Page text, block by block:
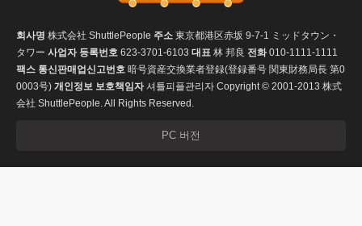
회사명 株式会社 ShuttlePeople 주소 東京都港区赤坂 9-7-1 ミッドタウン・
タワー 사업자 등록번호 623-3701-6103 대표 林 邦良 전화010-1111-1111
팩스 통신판매업신고번호 暗号資産交換業者登録(登録番号 関東財務局長 第0
0003号) 개인정보 보호책임자셔틀피플관리자 Copyright © 2001-2013 株式
会社 ShuttlePeople. All Rights Reserved.
PC 버전